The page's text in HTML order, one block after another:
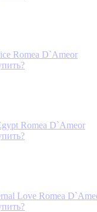
Romea D`Ameor
Romea D`Ameor
Love Romea